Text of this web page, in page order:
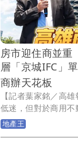
來到史上新高達
冠，晚一年入手就
栗縣負擔也明顯增
逾百萬元！
房市迎住商並
層「京城IFC」
商辦天花板
【記者葉家銘／高
低迷，但對於商用不
如同雨後春筍般一
可能不斷邁向新高！
地產王